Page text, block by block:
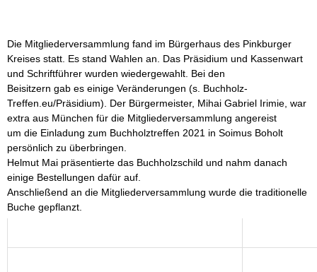
Die Mitgliederversammlung fand im Bürgerhaus des Pinkburger
Kreises statt. Es stand Wahlen an. Das Präsidium und Kassenwart
und Schriftführer wurden wiedergewahlt. Bei den
Beisitzern gab es einige Veränderungen (s. Buchholz-
Treffen.eu/Präsidium). Der Bürgermeister, Mihai Gabriel Irimie, war
extra aus München für die Mitgliederversammlung angereist
um die Einladung zum Buchholztreffen 2021 in Soimus Boholt
persönlich zu überbringen.
Helmut Mai präsentierte das Buchholzschild und nahm danach
einige Bestellungen dafür auf.
Anschließend an die Mitgliederversammlung wurde die traditionelle
Buche gepflanzt.